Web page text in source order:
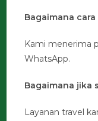
Bagaimana
Kami menerima
WhatsApp.
Bagaimana jika
Layanan travel